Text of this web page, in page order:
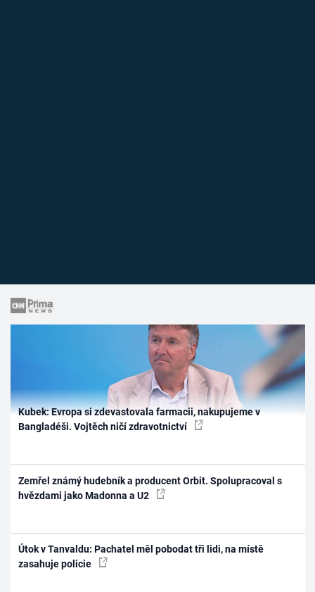
Kubek: Evropa si zdevastovala farmacii, nakupujeme v
Bangladéši. Vojtěch ničí zdravotnictví
Zemřel známý hudebník a producent Orbit. Spolupracoval s
hvězdami jako Madonna a U2
Útok v Tanvaldu: Pachatel měl pobodat tři lidi, na místě
zasahuje policie